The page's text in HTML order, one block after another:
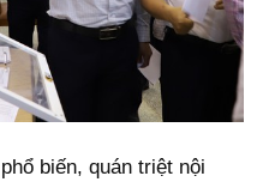
biến, quán triệt nội